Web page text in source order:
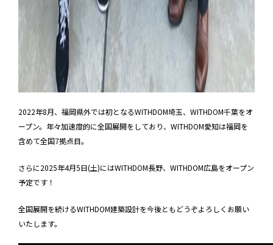
2022年8月、福岡県外では初となるWITHDOM埼玉、WITHDOM千葉をオ
ープン。年々加速度的に全国展開をしており、WITHDOM愛知は福岡を
含めて全国7拠点目。
さらに2025年4月5日(土)にはWITHDOM長野、WITHDOM広島をオープン
予定です！
全国展開を続けるWITHDOM建築設計を今後ともどうぞよろしくお願い
いたします。